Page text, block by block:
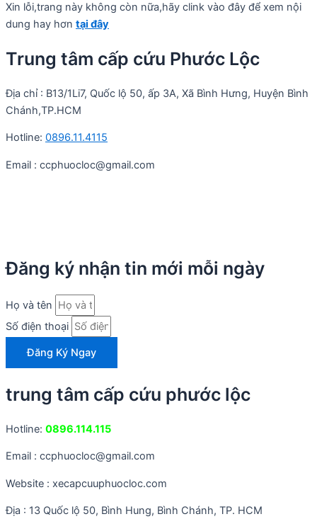
Xin lỗi,trang này không còn nữa,hãy clink vào đây để xem nội
dung hay hơn tại đây
Trung tâm cấp cứu Phước Lộc
Địa chỉ : B13/1Li7, Quốc lộ 50, ấp 3A, Xã Bình Hưng, Huyện Bình
Chánh,TP.HCM
Hotline: 0896.11.4115
Email : ccphuocloc@gmail.com
Đăng ký nhận tin mới mỗi ngày
Họ và tên
Số điện thoại
Đăng Ký Ngay
trung tâm cấp cứu phước lộc
Hotline: 0896.114.115
Email : ccphuocloc@gmail.com
Website : xecapcuuphuocloc.com
Địa : 13 Quốc lộ 50, Bình Hung, Bình Chánh, TP. HCM